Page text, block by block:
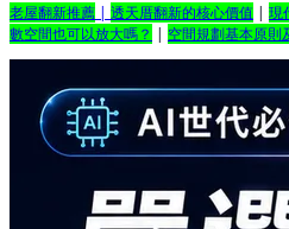
老屋翻新推薦 | 透天厝翻新的核心價值 | 現
數空間也可以放大嗎？ | 空間規劃基本原則